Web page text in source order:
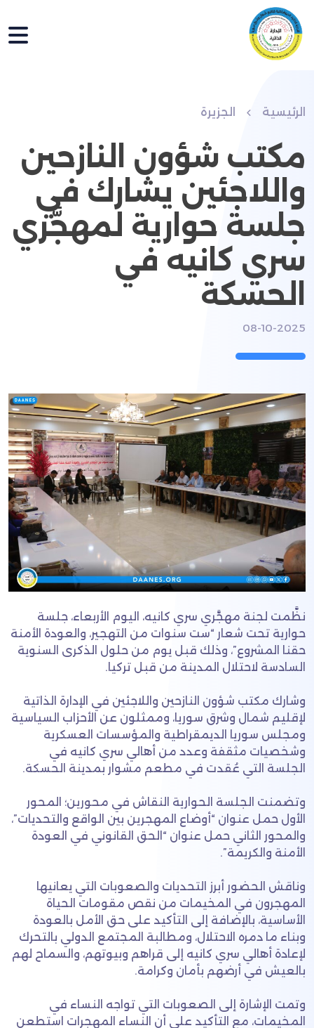
الرئيسية الجزيرة
مكتب شؤون النازحين
واللاجئين يشارك في
جلسة حوارية لمهجَّري
سري كانيه في
الحسكة
08-10-2025
نظَّمت لجنة مهجَّري سري كانيه، اليوم الأربعاء، جلسة
حوارية تحت شعار “ست سنوات من التهجير، والعودة الأمنة
حقنا المشروع”، وذلك قبل يوم من حلول الذكرى السنوية
السادسة لاحتلال المدينة من قبل تركيا.
وشارك مكتب شؤون النازحين واللاجئين في الإدارة الذاتية
لإقليم شمال وشرق سوريا، وممثلون عن الأحزاب السياسية
ومجلس سوريا الديمقراطية والمؤسسات العسكرية
وشخصيات مثقفة وعدد من أهالي سري كانيه في
الجلسة التي عُقدت في مطعم مشوار بمدينة الحسكة.
وتضمنت الجلسة الحوارية النقاش في محورين؛ المحور
الأول حمل عنوان “أوضاع المهجرين بين الواقع والتحديات”،
والمحور الثاني حمل عنوان “الحق القانوني في العودة
الأمنة والكريمة”.
وناقش الحضور أبرز التحديات والصعوبات التي يعانيها
المهجرون في المخيمات من نقص مقومات الحياة
الأساسية، بالإضافة إلى التأكيد على حق الأمل بالعودة
وبناء ما دمره الاحتلال، ومطالبة المجتمع الدولي بالتحرك
لإعادة أهالي سري كانيه إلى قراهم وبيوتهم، والسماح لهم
بالعيش في أرضهم بأمان وكرامة.
وتمت الإشارة إلى الصعوبات التي تواجه النساء في
المخيمات، مع التأكيد على أن النساء المهجرات استطعن